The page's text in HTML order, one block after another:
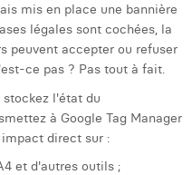
mis en place une bannière
légales sont cochées, la
peuvent accepter ou refuser
ce pas ? Pas tout à fait.
stockez l'état du
à Google Tag Manager
direct sur :
et d'autres outils ;